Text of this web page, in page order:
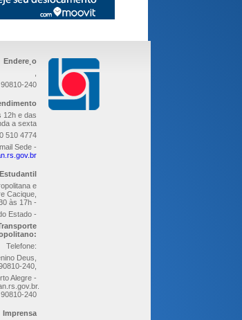
Endere¸o
240
12h e das
a sexta
510 4774
Sede -
e
Cacique,
às 17h -
Estado -
Telefone:
Deus,
240,
Alegre -
240
Imprensa